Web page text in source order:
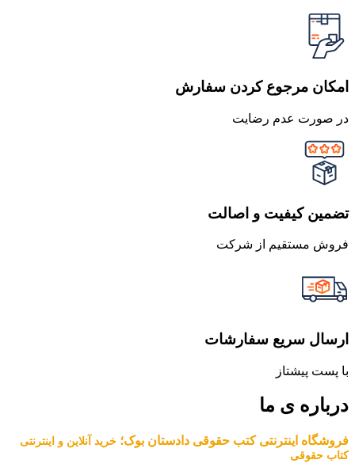
امکان مرجوع کردن سفارش
در صورت عدم رضایت
تضمین کیفیت و اصالت
فروش مستقیم از شرکت
ارسال سریع سفارشات
با پست پیشتاز
درباره ی ما
فروشگاه اینترنتی کتب حقوقی دادستان بوک؛ خرید آنلاین و اینترنتی
کتاب حقوقی